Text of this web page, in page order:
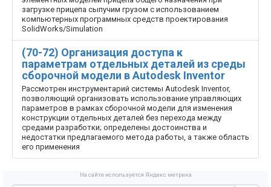
загрузке прицепа сыпучим грузом с использованием
компьютерных программных средств проектирования
SolidWorks/Simulation
(70-72) Организация доступа к
параметрам отдельных деталей из среды
сборочной модели в Autodesk Inventor
Рассмотрен инструментарий системы Autodesk Inventor,
позволяющий организовать использование управляющих
параметров в рамках сборочной модели для изменения
конструкции отдельных деталей без перехода между
средами разработки; определены достоинства и
недостатки предлагаемого метода работы, а также область
его применения
На сайте используется Яндекс метрика